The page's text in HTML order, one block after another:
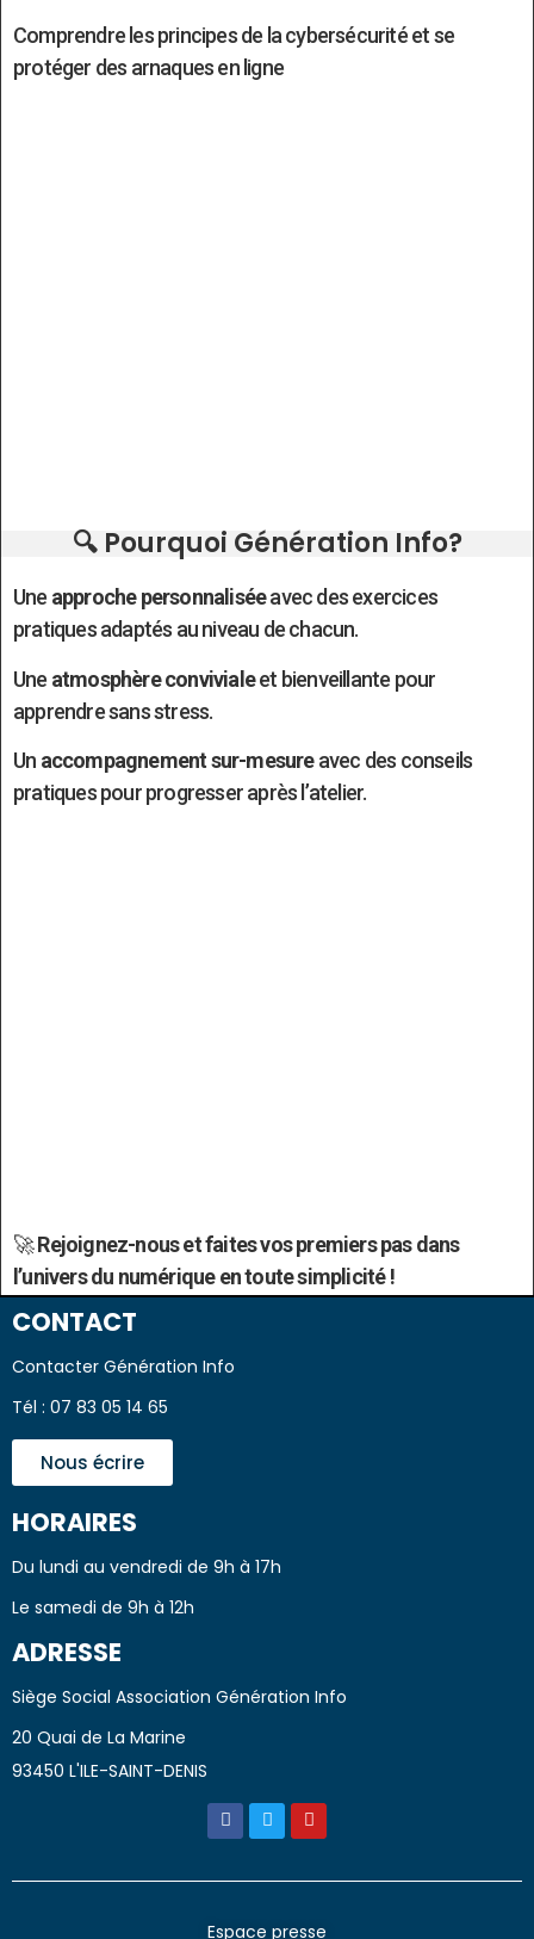
Comprendre les principes de la cybersécurité et se
protéger des arnaques en ligne
🔍 Pourquoi Génération Info?
Une approche personnaliséeavec des exercices
pratiques adaptés au niveau de chacun.
Une atmosphère convivialeet bienveillante pour
apprendre sans stress.
Un accompagnement sur-mesureavec des conseils
pratiques pour progresser après l’atelier.
🚀Rejoignez-nous et faites vos premiers pas dans
l’univers du numérique en toute simplicité !
CONTACT
Contacter Génération Info
Tél : 07 83 05 14 65
Nous écrire
HORAIRES
Du lundi au vendredi de 9h à 17h
Le samedi de 9h à 12h
ADRESSE
Siège Social Association Génération Info
20 Quai de La Marine
93450 L'ILE-SAINT-DENIS
Espace presse